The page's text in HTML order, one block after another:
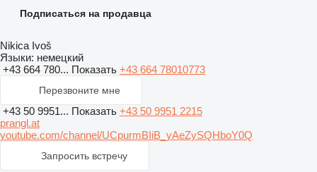
Подписаться на продавца
Nikica Ivoš
Языки: немецкий
+43 664 780... Показать +43 664 78010773
Перезвоните мне
+43 50 9951... Показать +43 50 9951 2215
prangl.at
youtube.com/channel/UCpurmBIiB_yAeZySQHboY0Q
Запросить встречу